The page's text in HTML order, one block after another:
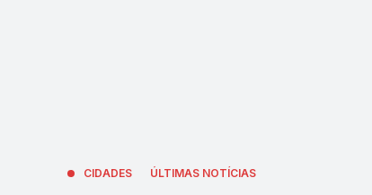
CIDADES ÚLTIMAS NOTÍCIAS